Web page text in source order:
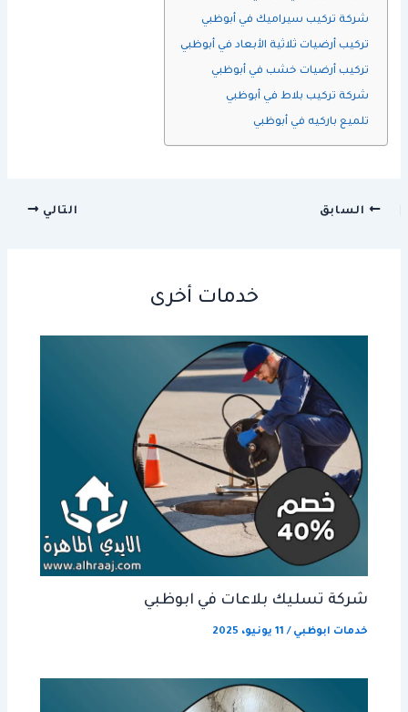
شركة تركيب سيراميك في أبوظبي
تركيب أرضيات ثلاثية الأبعاد في أبوظبي
تركيب أرضيات خشب في أبوظبي
شركة تركيب بلاط في أبوظبي
تلميع باركيه في أبوظبي
السابق التالي
خدمات أخرى
شركة تسليك بلاعات في ابوظبي
خدمات ابوظبي / 11 يونيو، 2025